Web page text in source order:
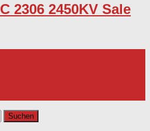
2306 2450KV Sale